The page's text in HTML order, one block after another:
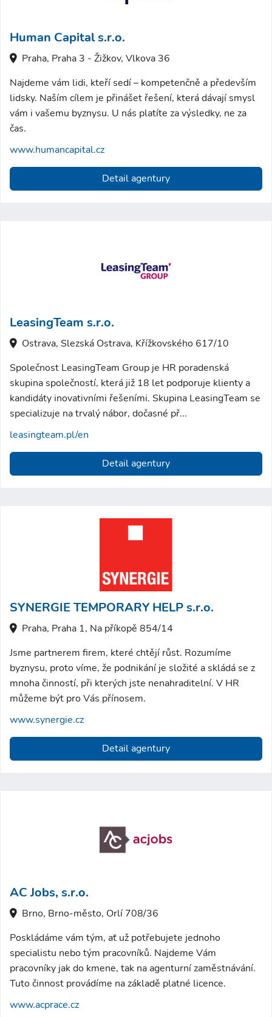
Human Capital s.r.o.
Praha, Praha 3 - Žižkov, Vlkova 36
Najdeme vám lidi, kteří sedí – kompetenčně a především
lidsky. Naším cílem je přinášet řešení, která dávají smysl
vám i vašemu byznysu. U nás platíte za výsledky, ne za
čas.
www.humancapital.cz
Detail agentury
LeasingTeam s.r.o.
Ostrava, Slezská Ostrava, Křížkovského 617/10
Společnost LeasingTeam Group je HR poradenská
skupina společností, která již 18 let podporuje klienty a
kandidáty inovativními řešeními. Skupina LeasingTeam se
specializuje na trvalý nábor, dočasné př...
leasingteam.pl/en
Detail agentury
SYNERGIE TEMPORARY HELP s.r.o.
Praha, Praha 1, Na příkopě 854/14
Jsme partnerem firem, které chtějí růst. Rozumíme
byznysu, proto víme, že podnikání je složité a skládá se z
mnoha činností, při kterých jste nenahraditelní. V HR
můžeme být pro Vás přínosem.
www.synergie.cz
Detail agentury
AC Jobs, s.r.o.
Brno, Brno-město, Orlí 708/36
Poskládáme vám tým, ať už potřebujete jednoho
specialistu nebo tým pracovníků. Najdeme Vám
pracovníky jak do kmene, tak na agenturní zaměstnávání.
Tuto činnost provádíme na základě platné licence.
www.acprace.cz